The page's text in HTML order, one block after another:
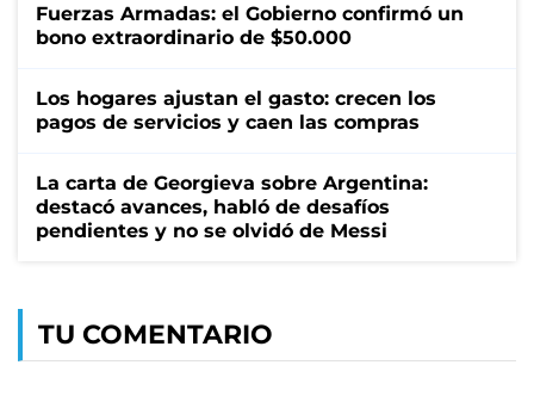
Fuerzas Armadas: el Gobierno confirmó un
bono extraordinario de $50.000
Los hogares ajustan el gasto: crecen los
pagos de servicios y caen las compras
La carta de Georgieva sobre Argentina:
destacó avances, habló de desafíos
pendientes y no se olvidó de Messi
TU COMENTARIO